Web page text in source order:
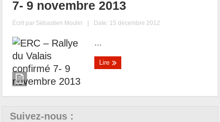
7- 9 novembre 2013
Écrit par Sébastien Moulin | Date: 15 décembre 2012
...
Lire
Suivez-nous :